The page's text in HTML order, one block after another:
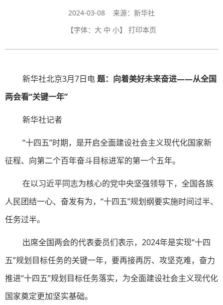
2024-03-08 来源：新华社
【字体： 大 中 小】 打印本页
新华社北京3月7日电题：向着美好未来奋进——从全国
两会看“关键一年”
新华社记者
“十四五”时期，是开启全面建设社会主义现代化国家新
征程、向第二个百年奋斗目标进军的第一个五年。
在以习近平同志为核心的党中央坚强领导下，全国各族
人民团结一心、奋发有为，“十四五”规划纲要实施时间过半、
任务过半。
出席全国两会的代表委员们表示，2024年是实现“十四
五”规划目标任务的关键一年，要再接再厉、攻坚克难，奋力
推进“十四五”规划目标任务落实，为全面建设社会主义现代化
国家奠定更加坚实基础。